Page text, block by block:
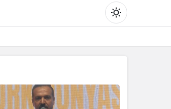
Gündüz Modu
Gündüz modunu seçin.